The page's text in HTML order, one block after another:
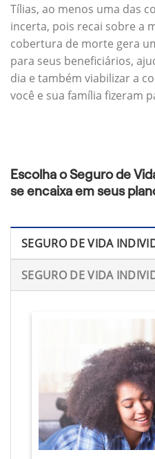
Tílias, ao menos uma das
incerta, pois recai sobre a
cobertura de morte gera
para seus beneficiários,
dia e também viabilizar a
você e sua família fizeram
Escolha o Seguro de
se encaixa em seus
SEGURO DE VIDA
SEGURO DE VIDA